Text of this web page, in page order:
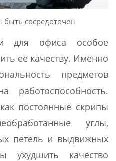
сосредоточен
для офиса особое
ее качеству. Именно
предметов
работоспособность.
постоянные скрипы
углы,
петель и выдвижных
ухудшить качество